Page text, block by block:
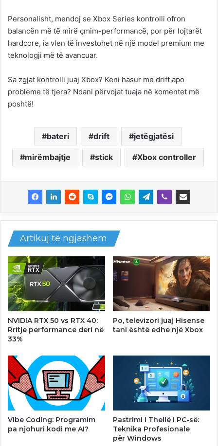
Personalisht, mendoj se Xbox Series kontrolli ofron
balancën më të mirë çmim-performancë, por për lojtarët
hardcore, ia vlen të investohet në një model premium me
teknologji më të avancuar.
Sa zgjat kontrolli juaj Xbox? Keni hasur me drift apo
probleme të tjera? Ndani përvojat tuaja në komentet më
poshtë!
bateri drift jetëgjatësi
mirëmbajtje stick Xbox controller
Artikuj të ngjashëm
NVIDIA RTX 50 vs RTX 40:
Rritje performance deri në
33%
Po, televizori juaj Hisense
tani është edhe një Xbox
Vibe Coding: Programim
pa njohuri kodi me AI?
Pastrimi i Thellë i PC-së:
Teknika Profesionale
për Windows